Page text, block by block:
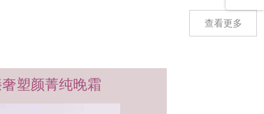
塑颜菁纯晚霜
查看更多